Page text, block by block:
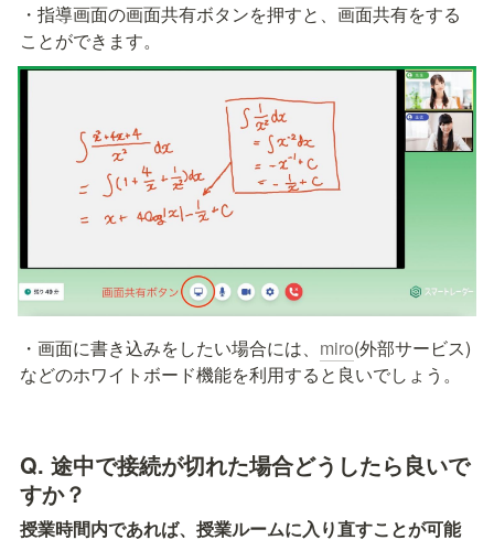
・指導画面の画面共有ボタンを押すと、画面共有をする
ことができます。
・画面に書き込みをしたい場合には、 miro(外部サービス)
などのホワイトボード機能を利用すると良いでしょう。
Q. 途中で接続が切れた場合どうしたら良いで
すか？
授業時間内であれば、授業ルームに入り直すことが可能